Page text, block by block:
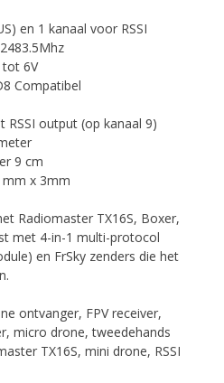
en 1 kanaal voor RSSI
tot 6V
Compatibel
RSSI output (op kanaal 9)
9 cm
x 3mm
Radiomaster TX16S, Boxer,
met 4-in-1 multi-protocol
en FrSky zenders die het
ontvanger, FPV receiver,
micro drone, tweedehands
TX16S, mini drone, RSSI